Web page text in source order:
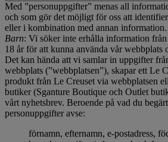
Med ”personuppgifter” menas all
och som gör det möjligt för oss att
eller i kombination med annan information.
Barn: Vi söker inte erhålla information
18 år för att kunna använda vår webbplats
Det kan hända att vi samlar in uppgifter
webbplats (”webbplatsen”), skapar ett Le
produkt från Le Creuset via webbplatsen
butiker (Sganture Boutique och Outlet
vårt nyhetsbrev. Beroende på vad du
personuppgifter avse:
förnamn, efternamn, e-postadress,